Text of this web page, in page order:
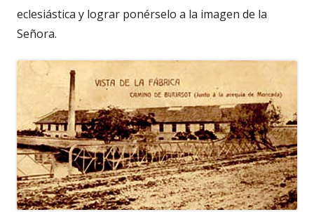
eclesiástica y lograr ponérselo a la imagen de la
Señora.